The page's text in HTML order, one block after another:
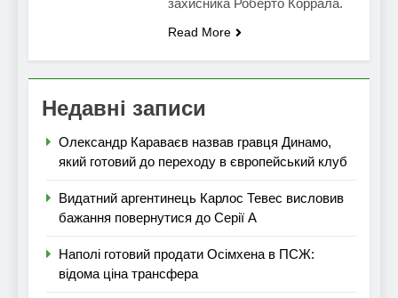
Read More
Недавні записи
Олександр Караваєв назвав гравця Динамо,
який готовий до переходу в європейський клуб
Видатний аргентинець Карлос Тевес висловив
бажання повернутися до Серії А
Наполі готовий продати Осімхена в ПСЖ:
відома ціна трансфера